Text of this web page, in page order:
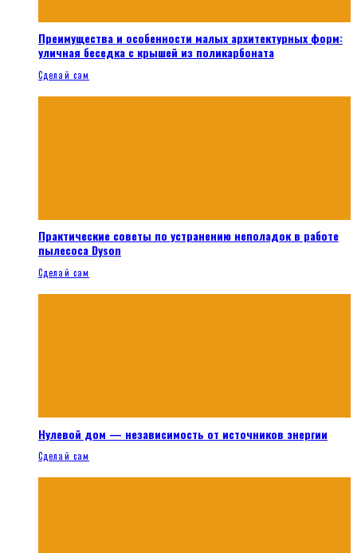
Преимущества и особенности малых архитектурных форм:
уличная беседка с крышей из поликарбоната
Сделай сам
Практические советы по устранению неполадок в работе
пылесоса Dyson
Сделай сам
Нулевой дом — независимость от источников энергии
Сделай сам